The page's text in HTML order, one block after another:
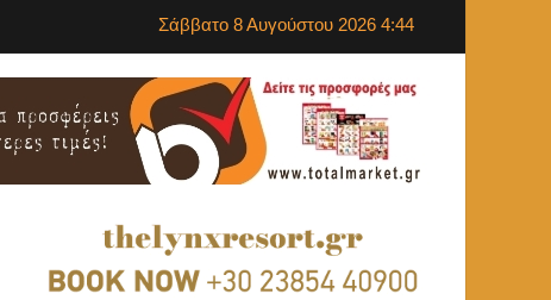
Σάββατο 8 Αυγούστου 2026 4:44